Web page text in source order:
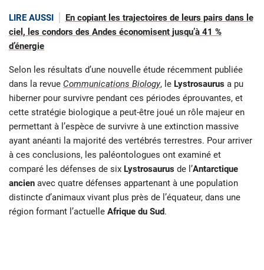
LIRE AUSSI
En copiant les trajectoires de leurs pairs dans le
ciel, les condors des Andes économisent jusqu’à 41 %
d’énergie
Selon les résultats d’une nouvelle étude récemment publiée
dans la revue Communications Biology, le Lystrosaurus a pu
hiberner pour survivre pendant ces périodes éprouvantes, et
cette stratégie biologique a peut-être joué un rôle majeur en
permettant à l’espèce de survivre à une extinction massive
ayant anéanti la majorité des vertébrés terrestres. Pour arriver
à ces conclusions, les paléontologues ont examiné et
comparé les défenses de six Lystrosaurus de l’Antarctique
ancien avec quatre défenses appartenant à une population
distincte d’animaux vivant plus près de l’équateur, dans une
région formant l’actuelle Afrique du Sud.